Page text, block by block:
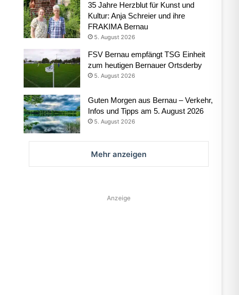
35 Jahre Herzblut für Kunst und
Kultur: Anja Schreier und ihre
FRAKIMA Bernau
5. August 2026
FSV Bernau empfängt TSG Einheit
zum heutigen Bernauer Ortsderby
5. August 2026
Guten Morgen aus Bernau – Verkehr,
Infos und Tipps am 5. August 2026
5. August 2026
Mehr anzeigen
Anzeige